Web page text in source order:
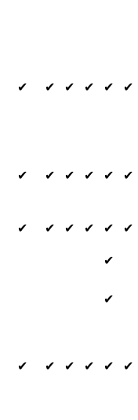
✔ ✔ ✔ ✔ ✔ ✔
✔ ✔ ✔ ✔ ✔ ✔
✔ ✔ ✔ ✔ ✔ ✔
✔
✔
✔ ✔ ✔ ✔ ✔ ✔